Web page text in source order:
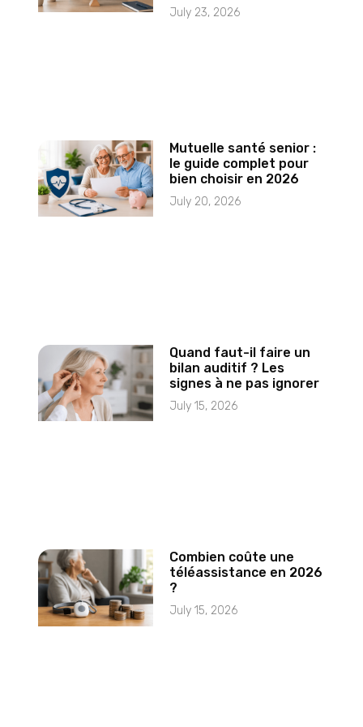
July 23, 2026
Mutuelle santé senior :
le guide complet pour
bien choisir en 2026
July 20, 2026
Quand faut-il faire un
bilan auditif ? Les
signes à ne pas ignorer
July 15, 2026
Combien coûte une
téléassistance en 2026
?
July 15, 2026